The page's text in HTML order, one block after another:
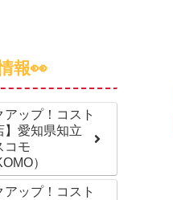
報👀
アップ！コスト
】愛知県知立
モ
）
アップ！コスト